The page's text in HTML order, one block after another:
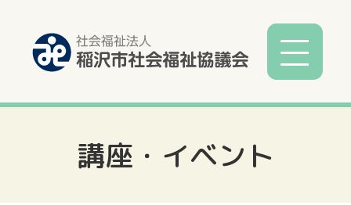
社協とは
講座・イベント